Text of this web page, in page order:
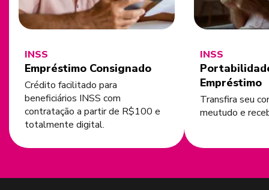
INSS
Empréstimo Consignado
Crédito facilitado para
beneficiários INSS com
contratação a partir de R$100 e
totalmente digital.
INSS
Empréstimo
Transfira seu
meutudo e